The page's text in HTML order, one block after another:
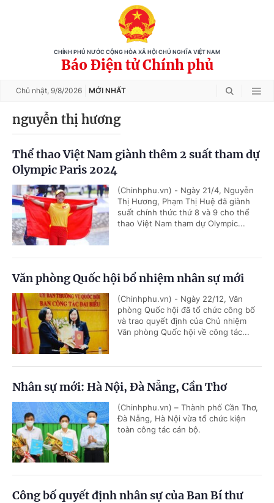
CHÍNH PHỦ NƯỚC CỘNG HÒA XÃ HỘI CHỦ NGHĨA VIỆT NAM
Báo Điện tử Chính phủ
Chủ nhật, 9/8/2026 MỚI NHẤT
nguyễn thị hương
Thể thao Việt Nam giành thêm 2 suất tham dự
Olympic Paris 2024
(Chinhphu.vn) - Ngày 21/4, Nguyễn
Thị Hương, Phạm Thị Huệ đã giành
suất chính thức thứ 8 và 9 cho thể
thao Việt Nam tham dự Olympic...
Văn phòng Quốc hội bổ nhiệm nhân sự mới
(Chinhphu.vn) - Ngày 22/12, Văn
phòng Quốc hội đã tổ chức công bố
và trao quyết định của Chủ nhiệm
Văn phòng Quốc hội về công tác...
Nhân sự mới: Hà Nội, Đà Nẵng, Cần Thơ
(Chinhphu.vn) – Thành phố Cần Thơ,
Đà Nẵng, Hà Nội vừa tổ chức kiện
toàn công tác cán bộ.
Công bố quyết định nhân sự của Ban Bí thư